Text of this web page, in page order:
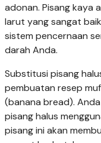
adonan. Pisang kaya
larut yang sangat
sistem pencernaan
darah Anda.
Substitusi pisang
pembuatan resep
(banana bread).
pisang halus
pisang ini akan